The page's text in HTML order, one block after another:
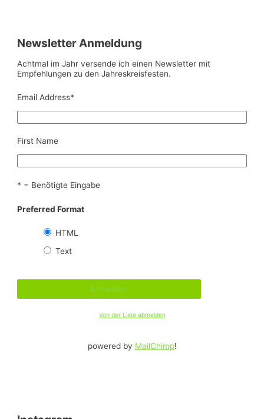
Newsletter Anmeldung
Achtmal im Jahr versende ich einen Newsletter mit
Empfehlungen zu den Jahreskreisfesten.
Email Address*
First Name
* = Benötigte Eingabe
Preferred Format
HTML
Text
Von der Liste abmelden
powered by MailChimp!